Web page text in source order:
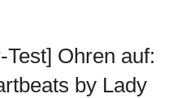
Ohren auf:
by Lady